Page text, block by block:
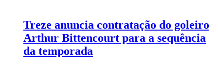
Treze anuncia contratação do goleiro
Arthur Bittencourt para a sequência
da temporada